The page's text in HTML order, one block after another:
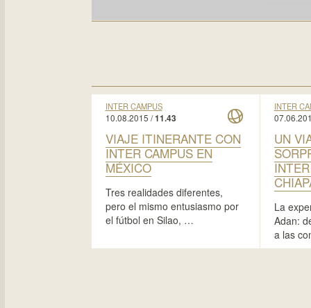
INTER CAMPUS
10.08.2015 /11.43
VIAJE ITINERANTE CON
INTER CAMPUS EN
MÉXICO
Tres realidades diferentes,
pero el mismo entusiasmo por
el fútbol en Silao, …
INTER
UN
La
Adan:
a las